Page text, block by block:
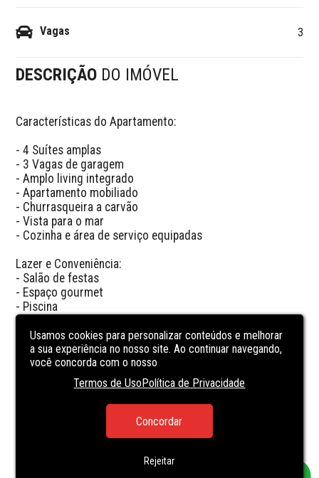
Vagas 3
DESCRIÇÃO DO IMÓVEL
Características do Apartamento:
- 4 Suítes amplas
- 3 Vagas de garagem
- Amplo living integrado
- Apartamento mobiliado
- Churrasqueira a carvão
- Vista para o mar
- Cozinha e área de serviço equipadas
Lazer e Conveniência:
- Salão de festas
- Espaço gourmet
- Piscina
- Academia completa
- Espaço beleza
CARACTERÍSTICASDA UNIDADE
Usamos cookies para personalizar conteúdos e melhorar
a sua experiência no nosso site. Ao continuar navegando,
você concorda com o nosso
Termos de UsoPolítica de Privacidade
Concordar
Rejeitar